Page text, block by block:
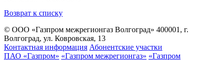
Возврат к списку
© ООО «Газпром межрегионгаз Волгоград» 400001, г.
Волгоград, ул. Ковровская, 13
Контактная информация Абонентские участки
ПАО «Газпром» «Газпром межрегионгаз» «Газпром